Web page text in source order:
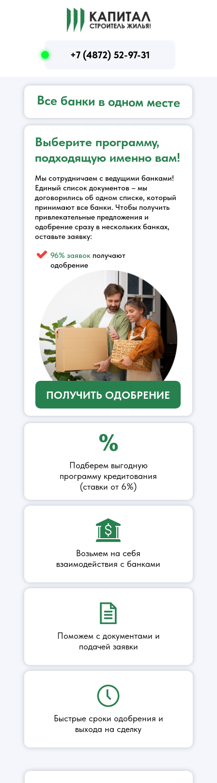
+7 (4872) 52-97-31
Все банки в одном месте
Выберите программу,
подходящую именно вам!
ПОЛУЧИТЬ ОДОБРЕНИЕ
Мы сотрудничаем с ведущими банками!
Единый список документов – мы
договорились об одном списке, который
принимают все банки. Чтобы получить
привлекательные предложения и
одобрение сразу в нескольких банках,
оставьте заявку:
96% заявок получают
одобрение
Поможем с документами и
подачей заявки
Возьмем на себя
взаимодействия с банками
Подберем выгодную
программу кредитования
(ставки от 6%)
Быстрые сроки одобрения и
выхода на сделку